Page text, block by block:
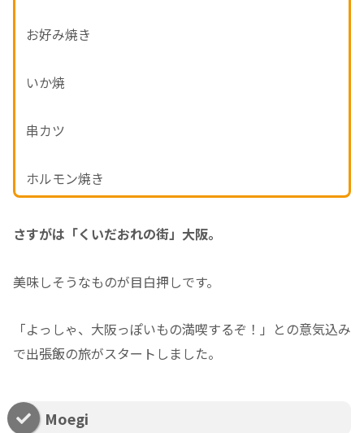
お好み焼き
いか焼
串カツ
ホルモン焼き
さすがは「くいだおれの街」大阪。
美味しそうなものが目白押しです。
「よっしゃ、大阪っぽいもの満喫するぞ！」との意気込み
で出張飯の旅がスタートしました。
Moegi